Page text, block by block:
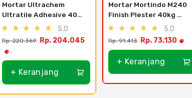
Mortar Ultrachem
Ultratile Adhesive 403
25Kg
5.0
Rp. 220.369 Rp. 204.045
+ Keranjang
Mortar Mortindo M240
Finish Plester 40kg
(Area Karawang)5.0
Rp. 91.413 Rp. 73.130
+ Keranjang